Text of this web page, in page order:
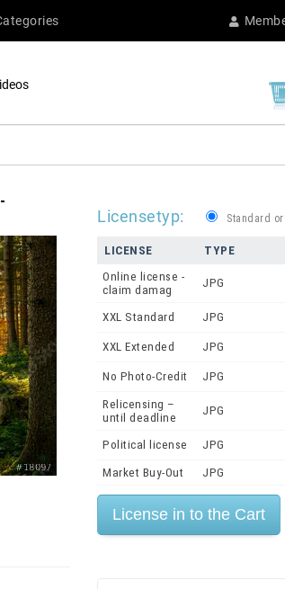
Licensetyp: Standard
LICENSE
TYPE
Online license -
claim damag
JPG
XXL Standard JPG
XXL Extended JPG
No Photo-Credit JPG
Relicensing –
until deadline
JPG
Political license JPG
Market Buy-Out JPG